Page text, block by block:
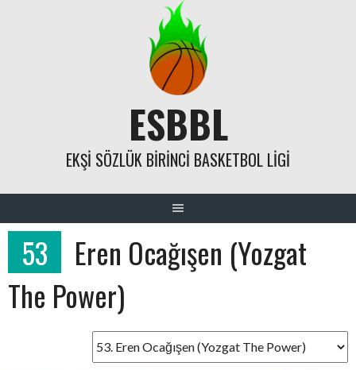
ESBBL
EKŞI SÖZLÜK BIRINCI BASKETBOL LIGI
53
Eren Ocağışen (Yozgat
The Power)